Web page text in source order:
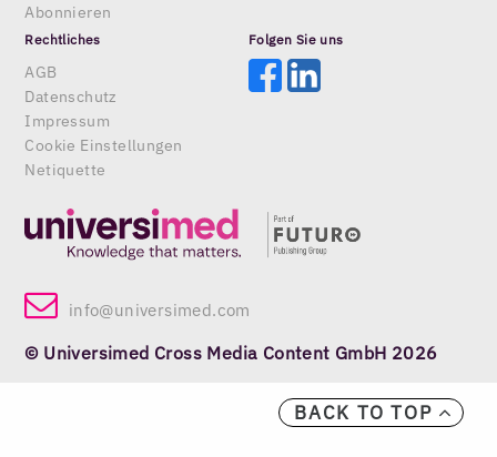
BACK TO TOP
info@universimed.com
© Universimed Cross Media Content GmbH 2026
Abonnieren
Rechtliches
AGB
Datenschutz
Impressum
Cookie Einstellungen
Netiquette
Folgen Sie uns